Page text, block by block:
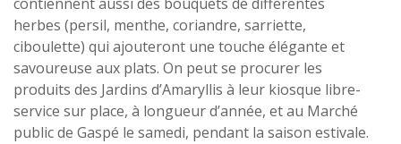
contiennent aussi des bouquets de différentes
herbes (persil, menthe, coriandre, sarriette,
ciboulette) qui ajouteront une touche élégante et
savoureuse aux plats. On peut se procurer les
produits des Jardins d’Amaryllis à leur kiosque libre-
service sur place, à longueur d’année, et au Marché
public de Gaspé le samedi, pendant la saison estivale.